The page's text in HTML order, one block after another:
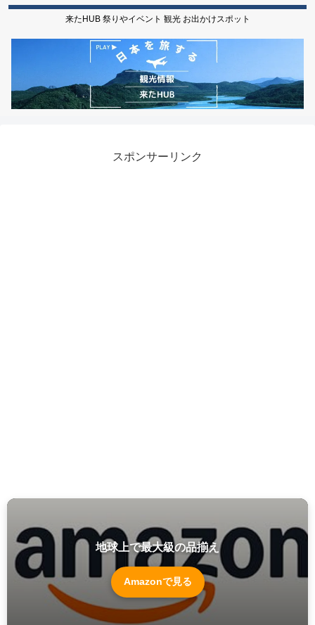
来たHUB 祭りやイベント 観光 お出かけスポット
スポンサーリンク
地球上で最大級の品揃え
Amazonで見る